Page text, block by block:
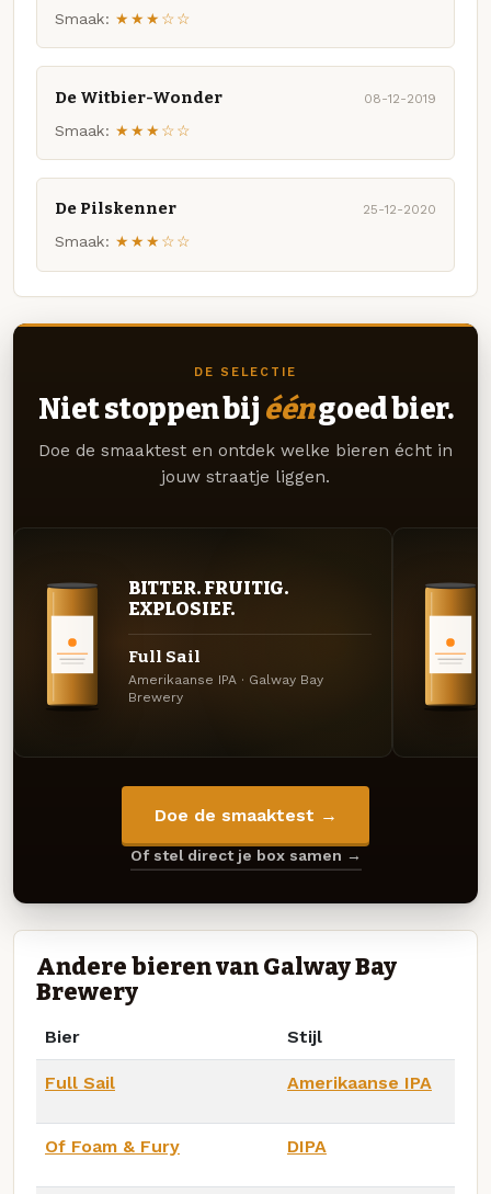
Smaak: ★★★☆☆
De Witbier-Wonder 08-12-2019
Smaak: ★★★☆☆
De Pilskenner 25-12-2020
Smaak: ★★★☆☆
DE SELECTIE
Niet stoppen bij ééngoed bier.
Doe de smaaktest en ontdek welke bieren écht in
jouw straatje liggen.
BITTER. FRUITIG.
EXPLOSIEF.
Full Sail
Amerikaanse IPA · Galway Bay
Brewery
Doe de smaaktest →
Of stel direct je box samen →
Andere bieren van Galway Bay
Brewery
Bier Stijl
Full Sail Amerikaanse IPA
Of Foam & Fury DIPA